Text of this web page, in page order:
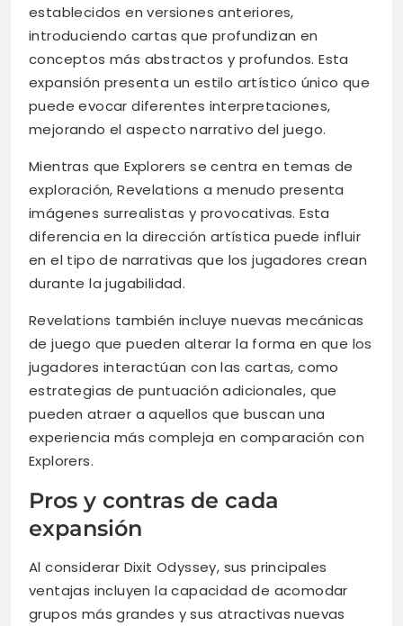
establecidos en versiones anteriores,
introduciendo cartas que profundizan en
conceptos más abstractos y profundos. Esta
expansión presenta un estilo artístico único que
puede evocar diferentes interpretaciones,
mejorando el aspecto narrativo del juego.
Mientras que Explorers se centra en temas de
exploración, Revelations a menudo presenta
imágenes surrealistas y provocativas. Esta
diferencia en la dirección artística puede influir
en el tipo de narrativas que los jugadores crean
durante la jugabilidad.
Revelations también incluye nuevas mecánicas
de juego que pueden alterar la forma en que los
jugadores interactúan con las cartas, como
estrategias de puntuación adicionales, que
pueden atraer a aquellos que buscan una
experiencia más compleja en comparación con
Explorers.
Pros y contras de cada
expansión
Al considerar Dixit Odyssey, sus principales
ventajas incluyen la capacidad de acomodar
grupos más grandes y sus atractivas nuevas